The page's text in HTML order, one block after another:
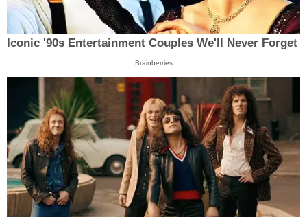
Iconic '90s Entertainment Couples We'll Never Forget
Brainberries